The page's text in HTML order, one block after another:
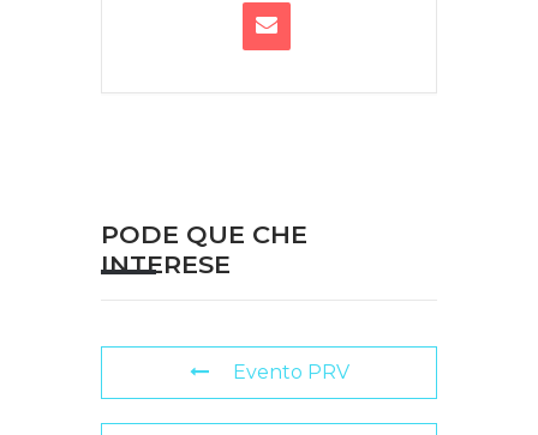
PODE QUE CHE
INTERESE
Evento PRV